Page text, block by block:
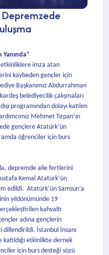
Depremzede
etkinliklere imza atan
kaybeden gençler için
Başkanımız Abdurrahman
belediyecilik çalışmaları
programından dolayı katılım
Mehmet Tırpan’ın
gençlere Atatürk’ün
öğrenciler için burs
depremde aile fertlerini
Kemal Atatürk’ün
edildi. Atatürk’ün Samsun’a
yıldönümünde 19
kahvaltı
adına gençlerin
İstanbul İnsanı
etkinlikte dernek
için burs desteği sözü